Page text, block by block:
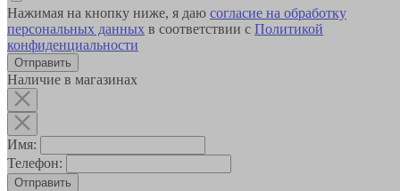
Нажимая на кнопку ниже, я даю согласие на обработку
персональных данных в соответствии с Политикой
конфиденциальности
Наличие в магазинах
Имя:
Телефон:
Отправить